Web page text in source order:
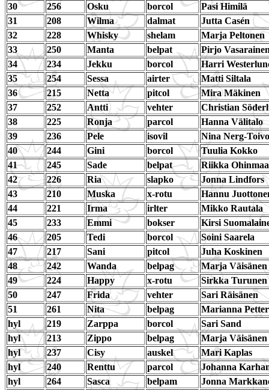
30
256 Osku borcol
Pasi Himilä
31
208 Wilma dalmat
Jutta Casén
32
228 Whisky shelam
Marja Peltonen
33
250 Manta belpat
Pirjo
34
234 Jekku borcol
Harri
35
254 Sessa airter
Matti Siltala
36
215 Netta pitcol
Mira Mäkinen
37
252 Antti vehter
Christian
38
225 Ronja parcol
Hanna Välitalo
39
236 Pele isovil
Nina Nerg-
40
244 Gini borcol
Tuulia Kokko
41
245 Sade belpat
Riikka Ohinmaa
42
226 Ria slapko
Jonna Lindfors
43
210 Muska x-rotu
Hannu
44
221 Irma irlter
Mikko Rautala
45
233 Emmi bokser
Kirsi
46
205 Tedi borcol
Soini Saarela
47
217 Sani pitcol
Juha Koskinen
48
242 Wanda belpag
Marja Väisänen
49
224 Happy x-rotu
Sirkka Turunen
50
247 Frida vehter
Sari Räisänen
51
261 Nita belpag
Marianna
hyl
219 Zarppa borcol
Sari Sand
hyl
213 Zippo belpag
Marja Väisänen
hyl
237 Cisy auskel
Mari Kaplas
hyl
240 Renttu parcol
Johanna
hyl
264 Sasca belpam
Jonna